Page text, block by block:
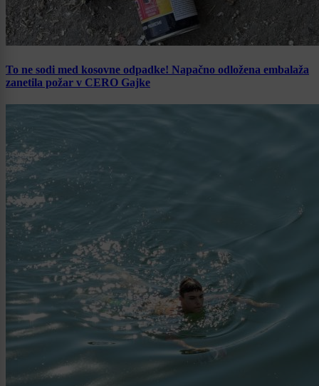
To ne sodi med kosovne odpadke! Napačno odložena embalaža
zanetila požar v CERO Gajke